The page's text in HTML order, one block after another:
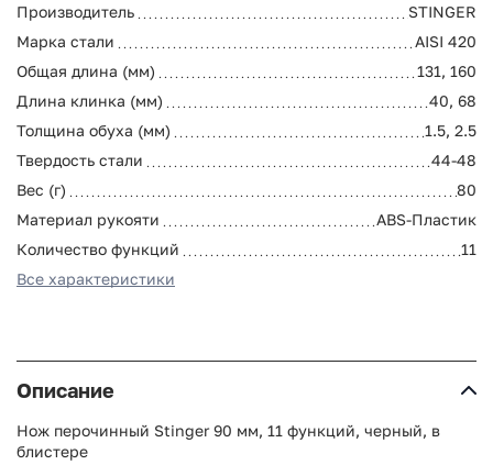
Производитель
STINGER
Марка стали
AISI 420
Общая длина (мм)
131, 160
Длина клинка (мм)
40, 68
Толщина обуха (мм)
1.5, 2.5
Твердость стали
44-48
Вес (г)
80
Материал рукояти
ABS-Пластик
Количество функций
11
Все характеристики
Описание
Нож перочинный Stinger 90 мм, 11 функций, черный, в
блистере